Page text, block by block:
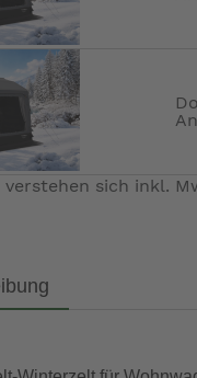
verstehen sich inkl.